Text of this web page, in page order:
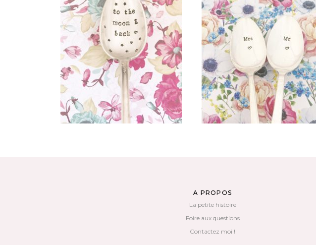
PETITE CUILLÈRE GRAVÉE
VINTAGE : TO THE MOON & BACK
35,00
€
AJOUTER AU PANIER
LOT DE DEUX PETITES CUILLÈRES
GRAVÉES VINTAGE : MR & MRS
65,00
AJOUTER AU PANIER
A PROPOS
La petite histoire
Foire aux questions
Contactez moi !